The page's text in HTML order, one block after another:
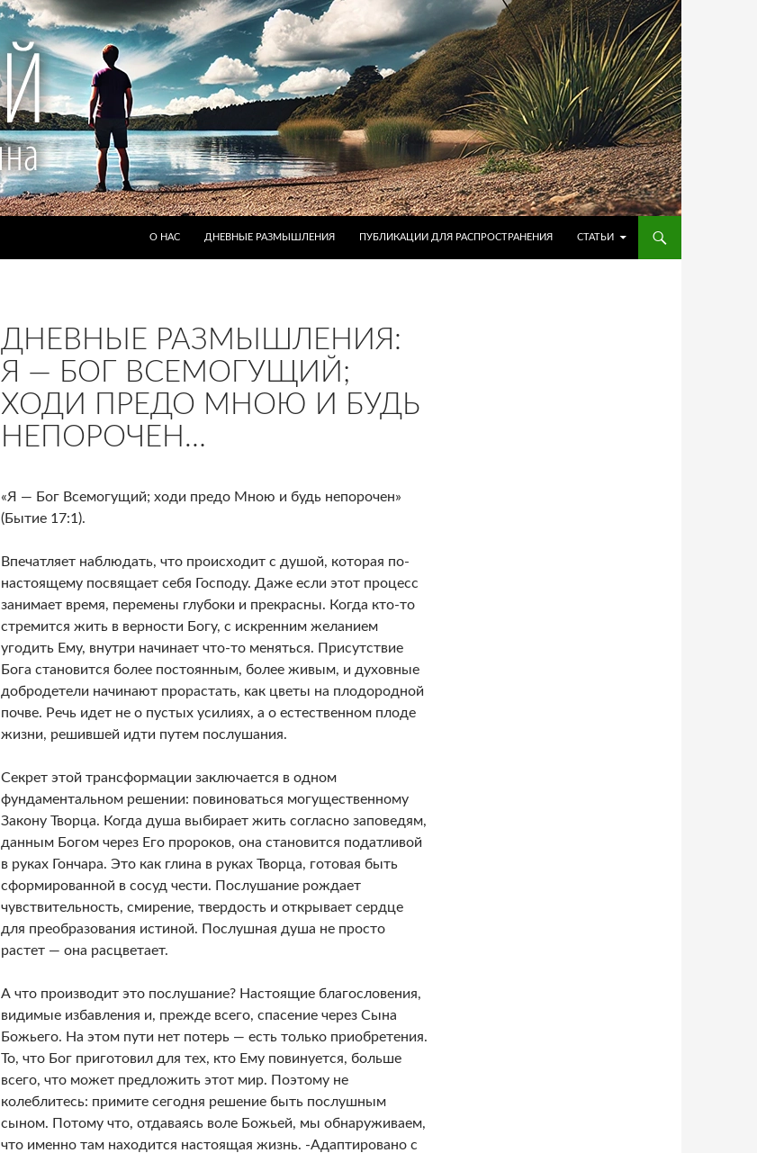
О НАС
ДНЕВНЫЕ РАЗМЫШЛЕНИЯ ПУБЛИКАЦИИ ДЛЯ РАСПРОСТРАНЕНИЯ СТАТЬИ
ДНЕВНЫЕ РАЗМЫШЛЕНИЯ:
Я — БОГ ВСЕМОГУЩИЙ;
ХОДИ ПРЕДО МНОЮ И БУДЬ
НЕПОРОЧЕН…
«Я — Бог Всемогущий; ходи предо Мною и будь непорочен»
(Бытие 17:1).
Впечатляет наблюдать, что происходит с душой, которая по-
настоящему посвящает себя Господу. Даже если этот процесс
занимает время, перемены глубоки и прекрасны. Когда кто-то
стремится жить в верности Богу, с искренним желанием
угодить Ему, внутри начинает что-то меняться. Присутствие
Бога становится более постоянным, более живым, и духовные
добродетели начинают прорастать, как цветы на плодородной
почве. Речь идет не о пустых усилиях, а о естественном плоде
жизни, решившей идти путем послушания.
Секрет этой трансформации заключается в одном
фундаментальном решении: повиноваться могущественному
Закону Творца. Когда душа выбирает жить согласно заповедям,
данным Богом через Его пророков, она становится податливой
в руках Гончара. Это как глина в руках Творца, готовая быть
сформированной в сосуд чести. Послушание рождает
чувствительность, смирение, твердость и открывает сердце
для преобразования истиной. Послушная душа не просто
растет — она расцветает.
А что производит это послушание? Настоящие благословения,
видимые избавления и, прежде всего, спасение через Сына
Божьего. На этом пути нет потерь — есть только приобретения.
То, что Бог приготовил для тех, кто Ему повинуется, больше
всего, что может предложить этот мир. Поэтому не
колеблитесь: примите сегодня решение быть послушным
сыном. Потому что, отдаваясь воле Божьей, мы обнаруживаем,
что именно там находится настоящая жизнь. -Адаптировано с